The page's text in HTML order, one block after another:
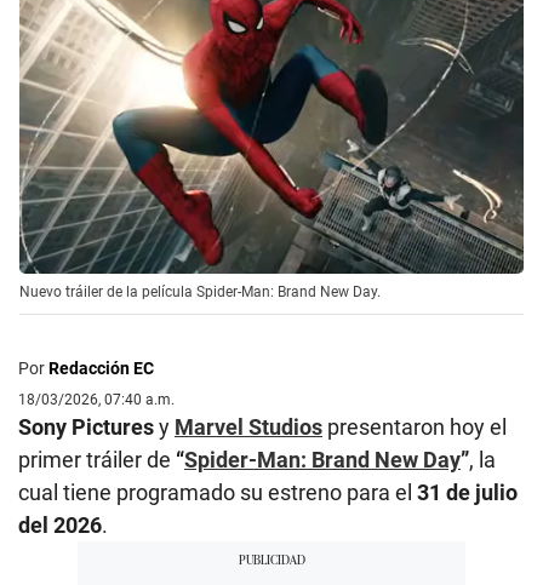
Nuevo tráiler de la película Spider-Man: Brand New Day.
PorRedacción EC
18/03/2026, 07:40 a.m.
Sony Picturesy Marvel Studios presentaron hoy el
primer tráiler de “Spider-Man: Brand New Day”, la
cual tiene programado su estreno para el 31 de julio
del 2026.